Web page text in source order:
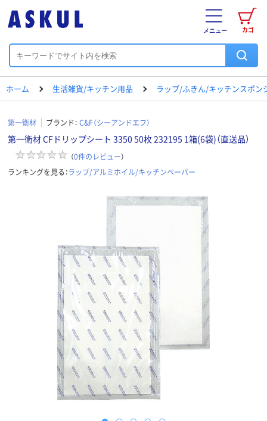
カゴ
メニュー
ホーム 生活雑貨/キッチン用品 ラップ/ふきん/キッチンスポン
第一衛材 ブランド： C&F（シーアンドエフ）
第一衛材 CFドリップシート 3350 50枚 232195 1箱(6袋)（直送品）
（0件のレビュー）
ランキングを見る：ラップ/アルミホイル/キッチンペーパー